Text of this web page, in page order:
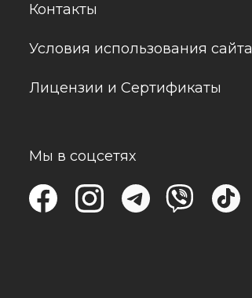
Контакты
Условия использования сайта
Лицензии и Сертификаты
Мы в соцсетях